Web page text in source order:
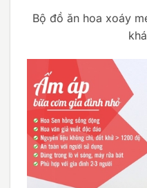
Bộ đồ ăn hoa xoáy